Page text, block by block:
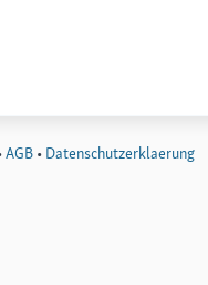
AGB• Datenschutzerklaerung